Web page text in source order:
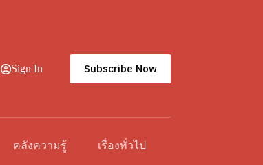
Sign In Subscribe Now
คลังความรู้ เรื่องทั่วไป